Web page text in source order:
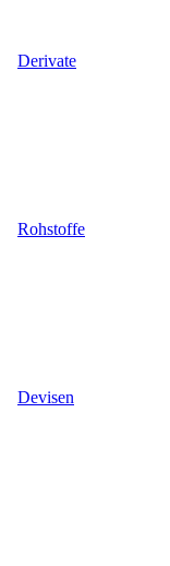
Derivate
Rohstoffe
Devisen